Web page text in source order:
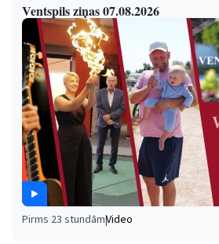
Ventspils ziņas 07.08.2026
Pirms 23 stundām|Video